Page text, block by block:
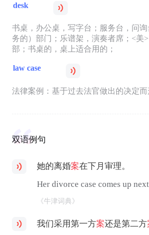
desk
书桌，办公桌，写字台；服务台，问
务的）部门；乐谱架，演奏者席；<美
部；书桌的，桌上适合用的；
law case
法律案例：基于过去法官做出的决定而
双语例句
她的离婚案在下月审理。
Her divorce case comes up
《牛津词典》
我们采用第一方案还是第二方